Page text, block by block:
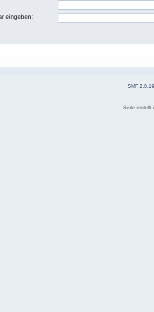
eingeben:
SMF 2.0.19
Seite erstellt